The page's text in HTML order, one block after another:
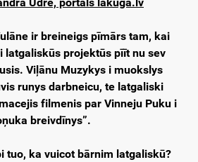
Ūdre, portals lakuga.lv
ir breineigs pīmārs tam, kai
latgaliskūs projektūs pīīt nu sev
Viļānu Muzykys i muokslys
runys darbneicu, te latgaliski
filmenis par Vinneju Puku i
breivdīnys”.
tuo, ka vuicot bārnim latgaliskū?